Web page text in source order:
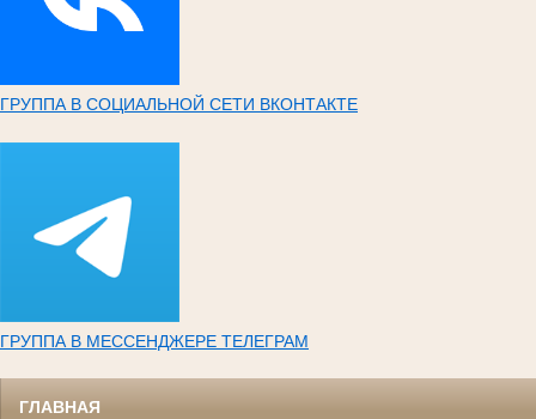
ГРУППА В СОЦИАЛЬНОЙ СЕТИ ВКОНТАКТЕ
ГРУППА В МЕССЕНДЖЕРЕ ТЕЛЕГРАМ
ГЛАВНАЯ